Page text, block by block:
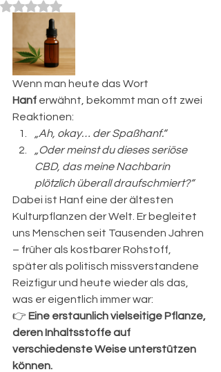
Mit NaN von 5 Sternen bewertet.
Wenn man heute das Wort
Hanf erwähnt, bekommt man oft zwei
Reaktionen:
„Ah, okay… der Spaßhanf.“
„Oder meinst du dieses seriöse
CBD, das meine Nachbarin
plötzlich überall draufschmiert?“
Dabei ist Hanf eine der ältesten
Kulturpflanzen der Welt. Er begleitet
uns Menschen seit Tausenden Jahren
– früher als kostbarer Rohstoff,
später als politisch missverstandene
Reizfigur und heute wieder als das,
was er eigentlich immer war:
👉 Eine erstaunlich vielseitige Pflanze,
deren Inhaltsstoffe auf
verschiedenste Weise unterstützen
können.